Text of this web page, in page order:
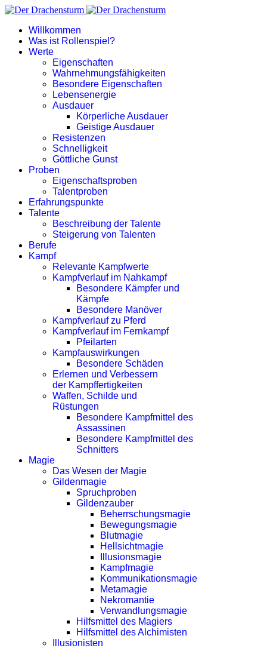
Willkommen
Was ist Rollenspiel?
Werte
Eigenschaften
Wahrnehmungsfähigkeiten
Besondere Eigenschaften
Lebensenergie
Ausdauer
Körperliche Ausdauer
Geistige Ausdauer
Resistenzen
Schnelligkeit
Göttliche Gunst
Proben
Eigenschaftsproben
Talentproben
Erfahrungspunkte
Talente
Beschreibung der Talente
Steigerung von Talenten
Berufe
Kampf
Relevante Kampfwerte
Kampfverlauf im Nahkampf
Besondere Kämpfer und
Kämpfe
Besondere Manöver
Kampfverlauf zu Pferd
Kampfverlauf im Fernkampf
Pfeilarten
Kampfauswirkungen
Besondere Schäden
Erlernen und Verbessern
der Kampffertigkeiten
Waffen, Schilde und
Rüstungen
Besondere Kampfmittel des
Assassinen
Besondere Kampfmittel des
Schnitters
Magie
Das Wesen der Magie
Gildenmagie
Spruchproben
Gildenzauber
Beherrschungsmagie
Bewegungsmagie
Blutmagie
Hellsichtmagie
Illusionsmagie
Kampfmagie
Kommunikationsmagie
Metamagie
Nekromantie
Verwandlungsmagie
Hilfsmittel des Magiers
Hilfsmittel des Alchimisten
Illusionisten